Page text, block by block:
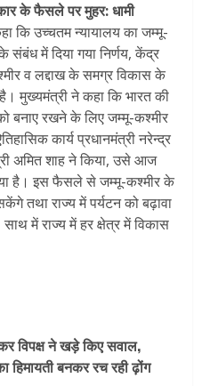
के फैसले पर मुहर: धामी
कि उच्चतम न्यायालय का जम्मू-
में दिया गया निर्णय, केंद्र
व लद्दाख के समग्र विकास के
मुख्यमंत्री ने कहा कि भारत की
बनाए रखने के लिए जम्मू-कश्मीर
कार्य प्रधानमंत्री नरेन्द्र
अमित शाह ने किया, उसे आज
है। इस फैसले से जम्मू-कश्मीर के
तथा राज्य में पर्यटन को बढ़ावा
में राज्य में हर क्षेत्र में विकास
विपक्ष ने खड़े किए सवाल,
हिमायती बनकर रच रही ढ़ोंग